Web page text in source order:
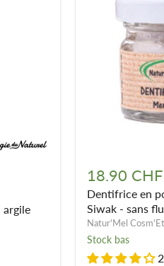
argile
en
poudre
-
Menthe
bio
&
Siwak
-
18.90 CHF
Dentifrice en
Siwak - sans
Natur'Mel
Stock bas